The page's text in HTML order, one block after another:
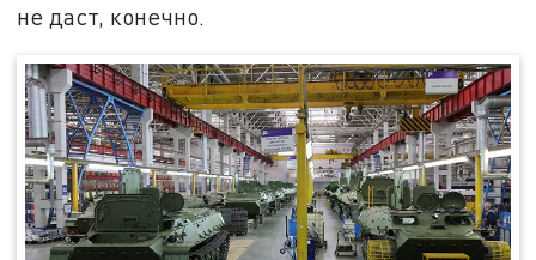
не даст, конечно.